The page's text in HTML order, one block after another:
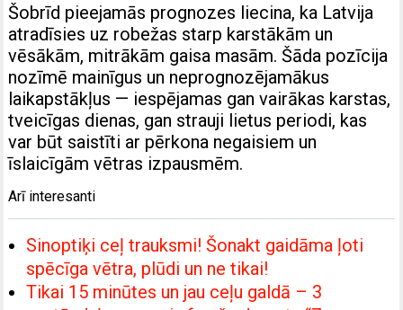
Šobrīd pieejamās prognozes liecina, ka Latvija
atradīsies uz robežas starp karstākām un
vēsākām, mitrākām gaisa masām. Šāda pozīcija
nozīmē mainīgus un neprognozējamākus
laikapstākļus — iespējamas gan vairākas karstas,
tveicīgas dienas, gan strauji lietus periodi, kas
var būt saistīti ar pērkona negaisiem un
īslaicīgām vētras izpausmēm.
Arī interesanti
Sinoptiķi ceļ trauksmi! Šonakt gaidāma ļoti
spēcīga vētra, plūdi un ne tikai!
Tikai 15 minūtes un jau ceļu galdā – 3